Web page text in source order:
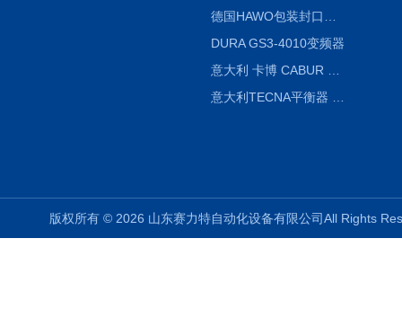
DURA GS3-4010变频器
版权所有 © 2026 山东赛力特自动化设备有限公司All Rights